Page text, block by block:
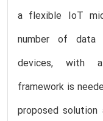
a flexible IoT
number of data
devices, with
framework is
proposed